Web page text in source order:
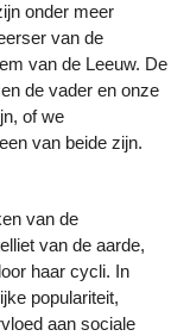
onder meer
van de
van de Leeuw. De
de vader en onze
of we
van beide zijn.
van de
van de aarde,
haar cycli. In
populariteit,
aan sociale